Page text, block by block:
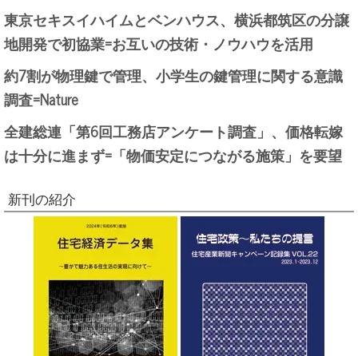
東京セキスイハイムとベンハウス、横浜都筑区の分譲
地開発で初協業=お互いの技術・ノウハウを活用
約7割が物理鍵で管理、小学生の鍵管理に関する意識
調査=Nature
全建総連「第6回工務店アンケート調査」、価格転嫁
は十分に進まず=「物価安定につながる施策」を要望
新刊の紹介